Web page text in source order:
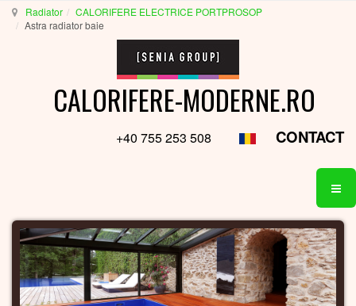
Radiator
CALORIFERE ELECTRICE PORTPROSOP
Astra radiator baie
CALORIFERE-MODERNE.RO
+40 755 253 508 CONTACT